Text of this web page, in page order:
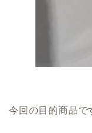
今回の目的商品で